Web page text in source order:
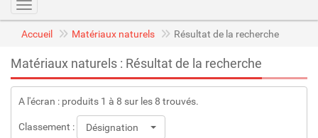
Toggle navigation
Accueil Matériaux naturels Résultat de la recherche
Matériaux naturels : Résultat de la recherche
A l'écran : produits 1 à 8 sur les 8 trouvés.
Classement : Désignation